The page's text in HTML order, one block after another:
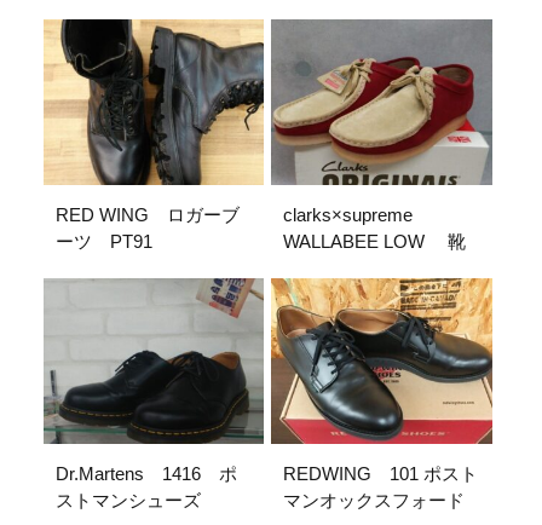
RED WING ロガーブ
ーツ PT91
clarks×supreme
WALLABEE LOW 靴
Dr.Martens 1416 ポ
ストマンシューズ
REDWING 101 ポスト
マンオックスフォード